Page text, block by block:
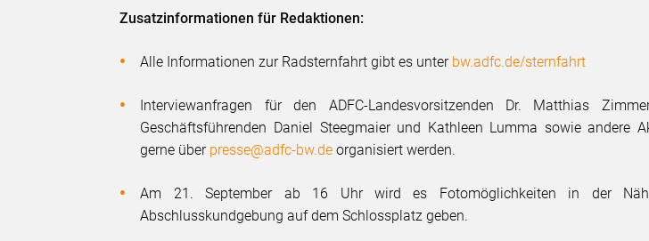
Zusatzinformationen für Redaktionen:
Alle Informationen zur Radsternfahrt gibt es unter bw.adfc.de/sternfahrt
Interviewanfragen für den ADFC-Landesvorsitzenden Dr. Matthias
Geschäftsführenden Daniel Steegmaier und Kathleen Lumma sowie andere
gerne über presse@adfc-bw.de organisiert werden.
Am 21. September ab 16 Uhr wird es Fotomöglichkeiten in der
Abschlusskundgebung auf dem Schlossplatz geben.